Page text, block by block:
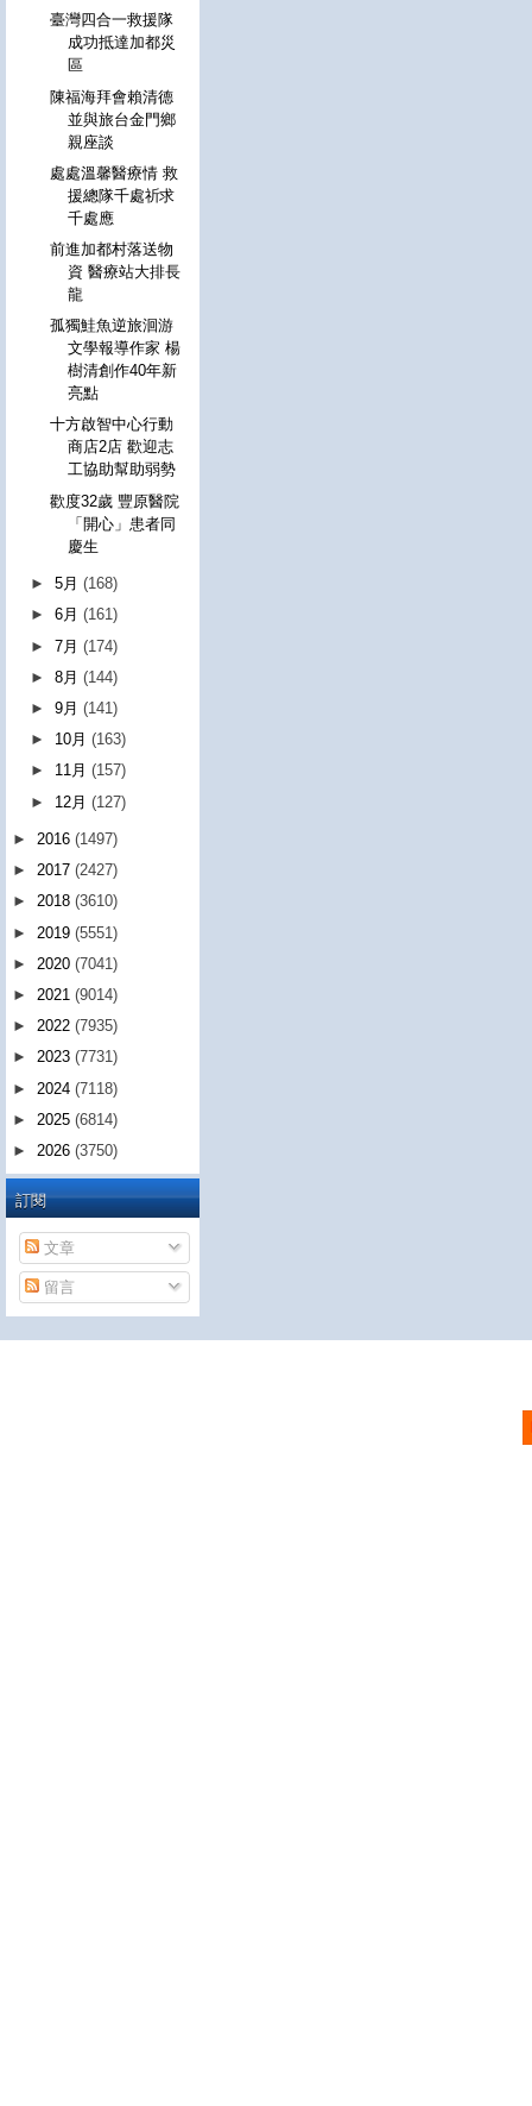
臺灣四合一救援隊
成功抵達加都災
區
陳福海拜會賴清德
並與旅台金門鄉
親座談
處處溫馨醫療情 救
援總隊千處祈求
千處應
前進加都村落送物
資 醫療站大排長
龍
孤獨鮭魚逆旅洄游
文學報導作家 楊
樹清創作40年新
亮點
十方啟智中心行動
商店2店 歡迎志
工協助幫助弱勢
歡度32歲 豐原醫院
「開心」患者同
慶生
►5月(168)
►6月(161)
►7月(174)
►8月(144)
►9月(141)
► 10月(163)
► 11月(157)
► 12月(127)
► 2016 (1497)
► 2017 (2427)
► 2018 (3610)
► 2019 (5551)
► 2020 (7041)
► 2021 (9014)
► 2022 (7935)
► 2023 (7731)
► 2024 (7118)
► 2025 (6814)
► 2026 (3750)
訂閱
文章
留言